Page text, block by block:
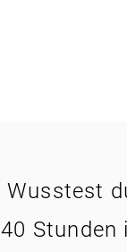
Wusstest
40 Stunden